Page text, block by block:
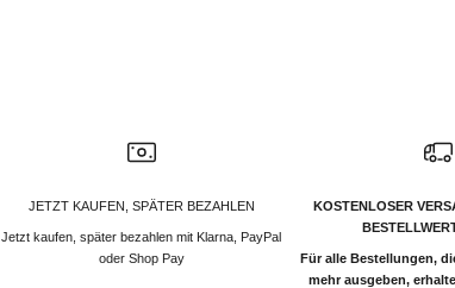
JETZT KAUFEN, SPÄTER BEZAHLEN
Jetzt kaufen, später bezahlen mit Klarna, PayPal
oder Shop Pay
KOSTENLOSER
Für alle Bestellungen,
mehr ausgeben,